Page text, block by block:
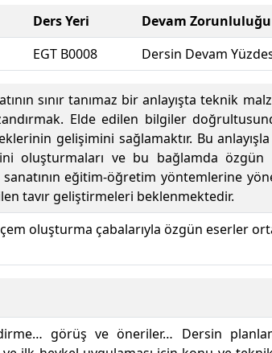
Ders Yeri
Devam Zorunluluğu
EGT B0008 Dersin Devam
sınır tanımaz bir anlayışta teknik
Elde edilen bilgiler
gelişimini sağlamaktır. Bu
oluşturmaları ve bu bağlamda özgün
eğitim-öğretim yöntemlerine
tavır geliştirmeleri beklenmektedir.
oluşturma çabalarıyla özgün eserler
görüş ve öneriler… Dersin